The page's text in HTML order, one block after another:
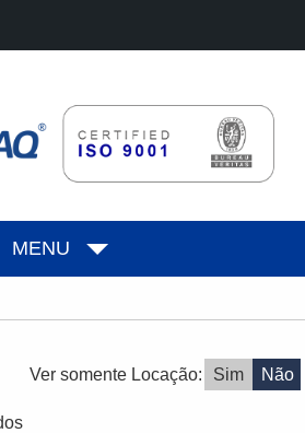
MENU
Ver somente Locação: Sim Não